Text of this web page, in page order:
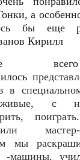
а
бы еще
Кирилл
в
с
мы
-машины,